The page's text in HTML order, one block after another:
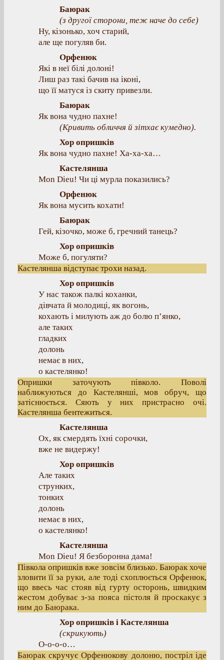
Баюрак
(з другої сторони, теж наче до себе)
Ну, кізонько, хоч старий,
але ще погуляв би.
Орфенюк
Які в неї білі долоні!
Лиш раз такі бачив на іконі,
що її матуся із скиту привезли.
Баюрак
Як вона чудно пахне!
(Кривить обличчя й зітхає кумедно).
Хор опришків
Як вона чудно пахне! Ха-ха-ха…
Кастелянша
Mon Dieu! Чи ці мурла показились?
Орфенюк
Як вона мусить кохати!
Баюрак
Гей, кізочко, може б, гречний танець?
Хор опришків
Може б, погуляти?
Кастелянша відступає трохи назад.
Хор опришків
У нас також палкі коханки,
дівчата й молодиці, як вогонь,
кохають і милують аж до болю п’янко,
але таких
гладких
долонь
немає в них,
о кастелянко!
Опришки заточують півколо. Поволі
наближуються до Кастелянші, мов обруч, що
затіснюється. Сяють у них пристрасно очі.
Кастелянша бентежиться.
Кастелянша
Ох, як смердять їхні сорочки,
вже не видержу!
Хор опришків
Але таких
струнких,
тонких
долонь
немає в них,
о кастелянко!
Кастелянша
Mon Dieu! Я безборонна дама!
Півкола опришків вже зовсім близько. Баюрак хоче
зловити її за руки, але тоді схоплюється Орфенюк,
що ввесь час стояв від гурту осторонь, швидким
жестом добуває з-за пояса пістоля й проскакує з
ним до Баюрака.
Хор опришків і Кастелянша
(скрикують)
О-о-о-о…
Баюрак скручує Орфенюкову долоню, постріл іде